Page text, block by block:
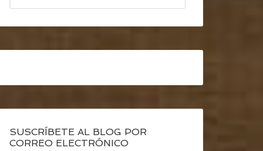
SUSCRÍBETE AL BLOG POR
CORREO ELECTRÓNICO